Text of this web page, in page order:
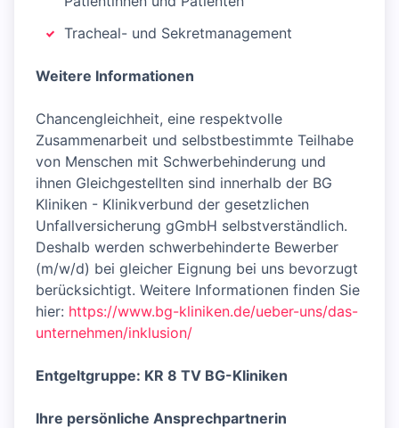
Tracheal- und Sekretmanagement
Weitere Informationen
Chancengleichheit, eine respektvolle
Zusammenarbeit und selbstbestimmte Teilhabe
von Menschen mit Schwerbehinderung und
ihnen Gleichgestellten sind innerhalb der BG
Kliniken - Klinikverbund der gesetzlichen
Unfallversicherung gGmbH selbstverständlich.
Deshalb werden schwerbehinderte Bewerber
(m/w/d) bei gleicher Eignung bei uns bevorzugt
berücksichtigt. Weitere Informationen finden Sie
hier: https://www.bg-kliniken.de/ueber-uns/das-
unternehmen/inklusion/
Entgeltgruppe: KR 8 TV BG-Kliniken
Ihre persönliche Ansprechpartnerin